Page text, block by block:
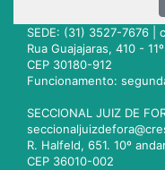
SEDE: (31) 3527-7676 |
Rua Guajajaras, 410 -
CEP 30180-912
Funcionamento:
SECCIONAL JUIZ DE
R. Halfeld, 651. 10º
CEP 36010-002